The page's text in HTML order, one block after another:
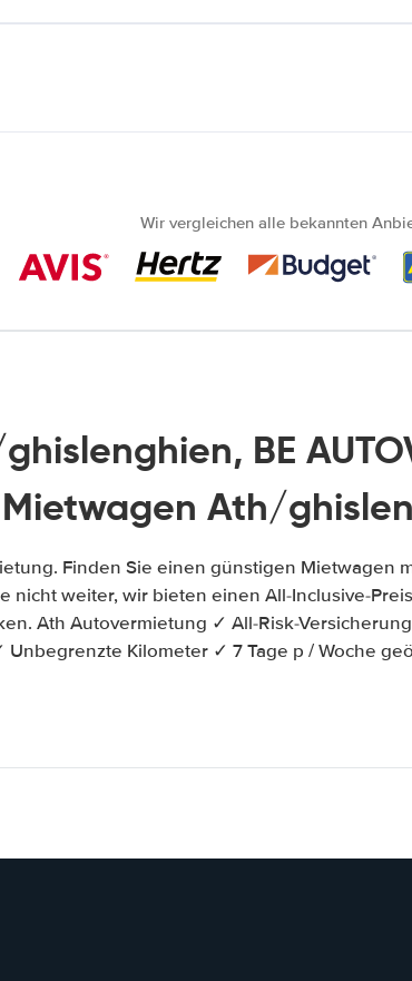
Wir vergleichen alle bekannten
BE
Mietwagen Ath/
Finden Sie einen günstigen Mietwagen
nicht weiter, wir bieten einen All-Inclusive-
Ath Autovermietung ✓ All-Risk-
Unbegrenzte Kilometer ✓ 7 Tage p / Woche